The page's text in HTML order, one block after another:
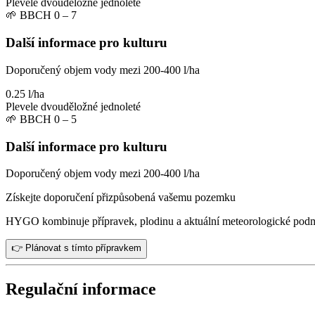
Plevele dvouděložné jednoleté
🌱 BBCH 0 – 7
Další informace pro kulturu
Doporučený objem vody mezi 200-400 l/ha
0.25 l/ha
Plevele dvouděložné jednoleté
🌱 BBCH 0 – 5
Další informace pro kulturu
Doporučený objem vody mezi 200-400 l/ha
Získejte doporučení přizpůsobená vašemu pozemku
HYGO kombinuje přípravek, plodinu a aktuální meteorologické
👉 Plánovat s tímto přípravkem
Regulační informace